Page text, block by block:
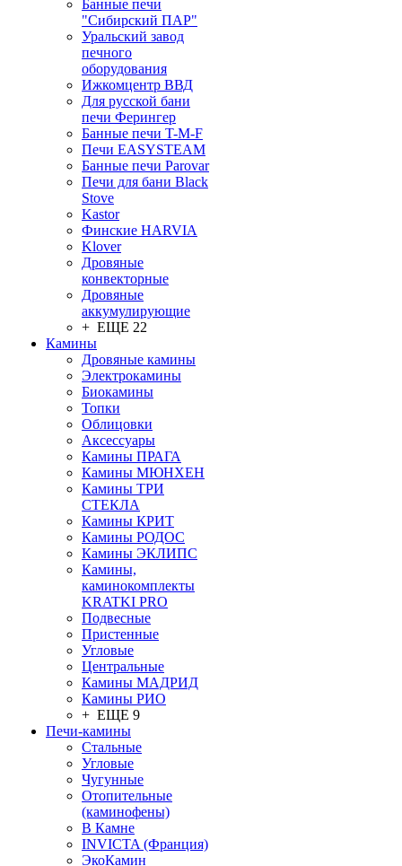
Банные печи
"Сибирский ПАР"
Уральский завод
печного
оборудования
Ижкомцентр ВВД
Для русской бани
печи Ферингер
Банные печи T-M-F
Печи EASYSTEAM
Банные печи Parovar
Печи для бани Black
Stove
Kastor
Финские HARVIA
Klover
Дровяные
конвекторные
Дровяные
аккумулирующие
+ ЕЩЕ 22
Камины
Дровяные камины
Электрокамины
Биокамины
Топки
Облицовки
Аксессуары
Камины ПРАГА
Камины МЮНХЕН
Камины ТРИ
СТЕКЛА
Камины КРИТ
Камины РОДОС
Камины ЭКЛИПС
Камины,
каминокомплекты
KRATKI PRO
Подвесные
Пристенные
Угловые
Центральные
Камины МАДРИД
Камины РИО
+ ЕЩЕ 9
Печи-камины
Стальные
Угловые
Чугунные
Отопительные
(каминофены)
В Камне
INVICTA (Франция)
ЭкоКамин